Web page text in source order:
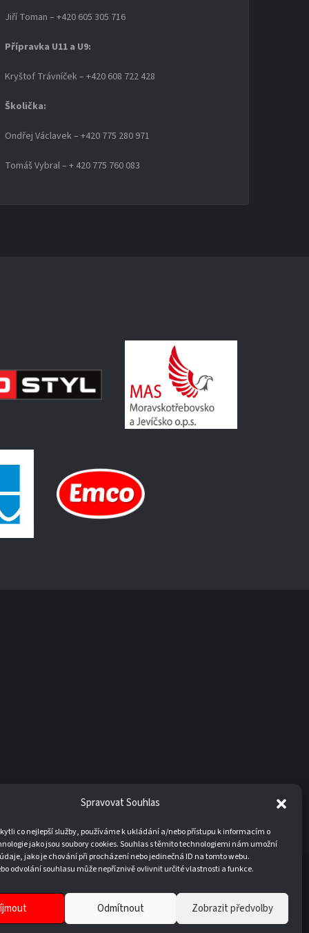
Spravovat Souhlas
co nejlepší služby, používáme k ukládání a/nebo přístupu k informacím o
jako jsou soubory cookies. Souhlas s těmito technologiemi nám umožní
jako je chování při procházení nebo jedinečná ID na tomto webu.
odvolání souhlasu může nepříznivě ovlivnit určité vlastnosti a funkce.
Odmítnout Zobrazit předvolby
Jiří Toman – +420 605 305 716
Přípravka U11 a U9:
Kryštof Trávníček – +420 608 722 428
Školička:
Ondřej Václavek – +420 775 280 971
Tomáš Vybral – + 420 775 760 083